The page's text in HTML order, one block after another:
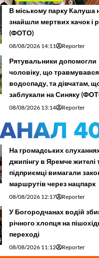
В міському парку Калуша
знайшли мертвих качок і
(ФОТО)
08/08/2026 14:11 Reporter
Рятувальники допомогли
чоловіку, що травмувався
водоспаду, та дівчатам,
заблукали на Синяку
08/08/2026 13:14 Reporter
На громадських
джипінгу в Яремче житeлі
підприємці вимагали
маршрутів через нацпарк
08/08/2026 12:17 Reporter
У Богородчанах водій
річного хлопця на
переході
08/08/2026 11:12 Reporter